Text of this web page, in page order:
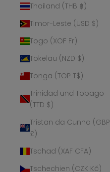
Thailand (THB ฿)
Timor-Leste (USD $)
Togo (XOF Fr)
Tokelau (NZD $)
Tonga (TOP T$)
Trinidad und Tobago
(TTD $)
Tristan da Cunha (GBP
£)
Tschad (XAF CFA)
Tschechien (CZK Kč)